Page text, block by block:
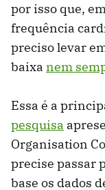
por isso que,
frequência
preciso levar
baixa nem
Essa é a
pesquisa
Organisation
precise passar
base os dados